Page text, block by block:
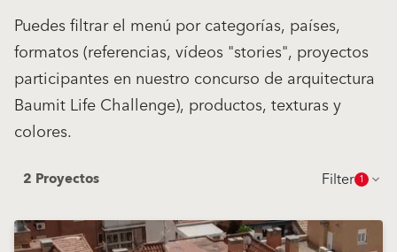
Puedes filtrar el menú por categorías, países,
formatos (referencias, vídeos "stories", proyectos
participantes en nuestro concurso de arquitectura
Baumit Life Challenge), productos, texturas y
colores.
2 Proyectos Filter 1